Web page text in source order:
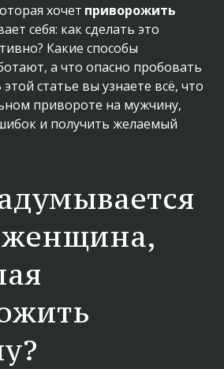
хочет приворожить
себя: как сделать это
Какие способы
а что опасно пробовать
статье вы узнаете всё, что
привороте на мужчину,
и получить желаемый